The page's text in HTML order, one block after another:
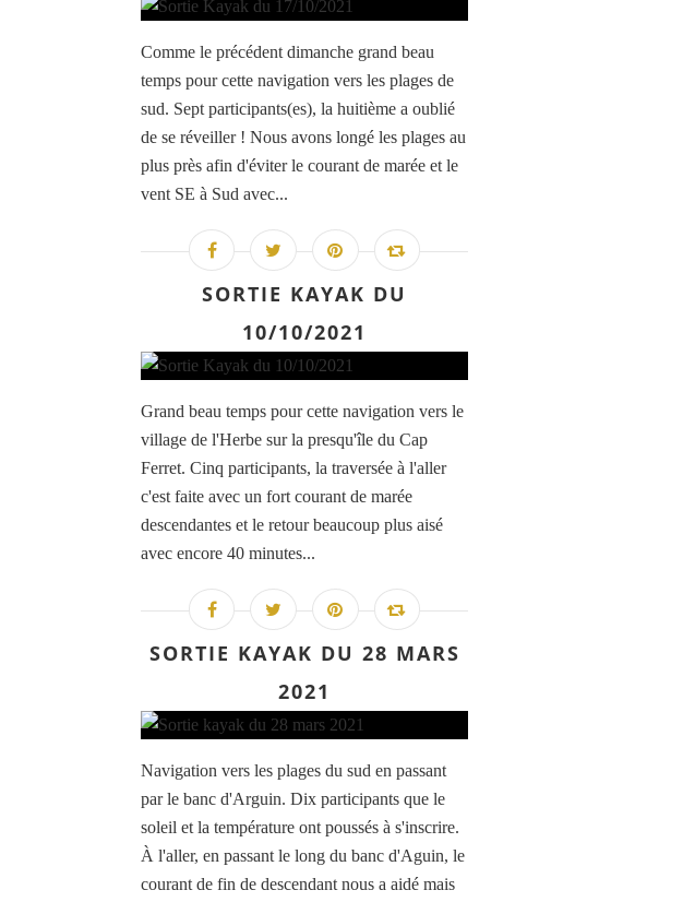
Comme le précédent dimanche grand beau
temps pour cette navigation vers les plages de
sud. Sept participants(es), la huitième a oublié
de se réveiller ! Nous avons longé les plages au
plus près afin d'éviter le courant de marée et le
vent SE à Sud avec...
SORTIE KAYAK DU
10/10/2021
Grand beau temps pour cette navigation vers le
village de l'Herbe sur la presqu'île du Cap
Ferret. Cinq participants, la traversée à l'aller
c'est faite avec un fort courant de marée
descendantes et le retour beaucoup plus aisé
avec encore 40 minutes...
SORTIE KAYAK DU 28 MARS
2021
Navigation vers les plages du sud en passant
par le banc d'Arguin. Dix participants que le
soleil et la température ont poussés à s'inscrire.
À l'aller, en passant le long du banc d'Aguin, le
courant de fin de descendant nous a aidé mais